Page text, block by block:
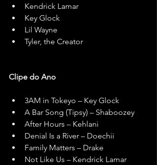
Kendrick Lamar
Key Glock
Lil Wayne
Tyler, the Creator
Clipe do Ano
3AM in Tokeyo – Key Glock
A Bar Song (Tipsy) – Shaboozey
After Hours – Kehlani
Denial Is a River – Doechii
Family Matters – Drake
Not Like Us – Kendrick Lamar